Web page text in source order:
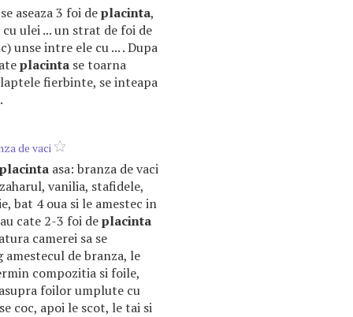
aseaza 3 foi deplacinta,
ulei ... un strat de foi de
unse intre ele cu ... . Dupa
placinta se toarna
fierbinte, se inteapa
de vaci
placinta asa: branza de vaci
vanilia, stafidele,
bat 4 oua si le amestec in
cate 2-3 foi deplacinta
camerei sa se
amestecul de branza, le
compozitia si foile,
foilor umplute cu
coc, apoi le scot, le tai si